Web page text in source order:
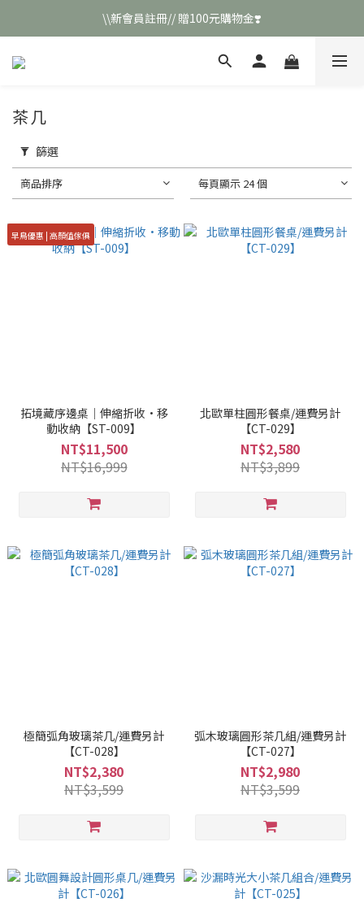
\\新會員註冊// 贈100元購物金❣️
\\新會員註冊// 贈100元購物金❣️
LINE好友招募\\ 回答數字 領取50元折扣碼 //
茶几
篩選
商品排序 每頁顯示 24 個
早鳥優惠 | 高顏值傢俱
拓境藏序邊桌｜伸縮折收·移
動收納【ST-009】
NT$11,500
NT$16,999
北歐單柱圓形餐桌/運費另計
【CT-029】
NT$2,580
NT$3,899
極簡弧角玻璃茶几/運費另計
【CT-028】
NT$2,380
NT$3,599
弧木玻璃圓形茶几組/運費另計
【CT-027】
NT$2,980
NT$3,599